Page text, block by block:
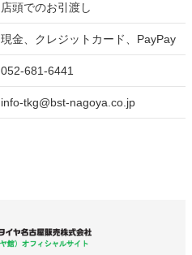
店頭でのお引渡し
現金、クレジットカード、PayPay
052-681-6441
info-tkg@bst-nagoya.co.jp